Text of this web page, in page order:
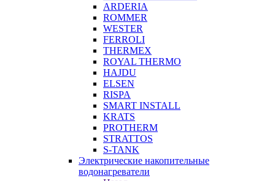
ARDERIA
ROMMER
WESTER
FERROLI
THERMEX
ROYAL THERMO
HAJDU
ELSEN
RISPA
SMART INSTALL
KRATS
PROTHERM
STRATTOS
S-TANK
Электрические накопительные
водонагреватели